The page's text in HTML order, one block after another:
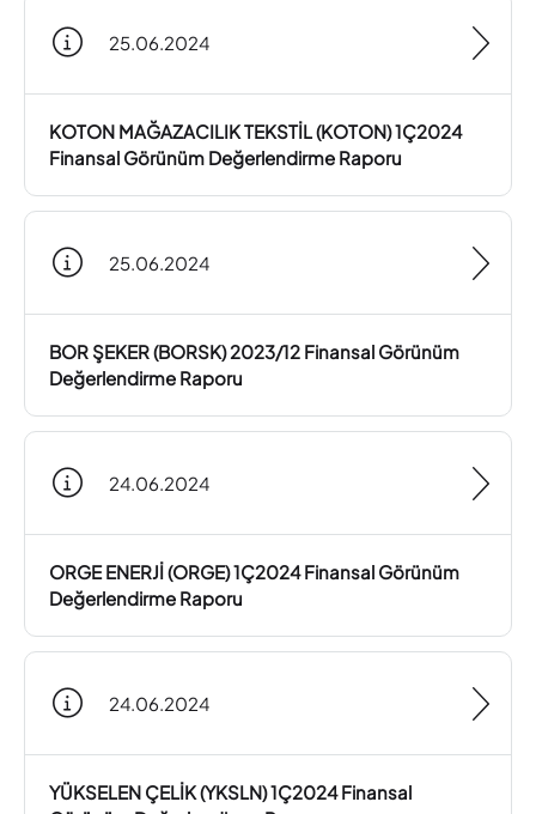
25.06.2024
KOTON MAĞAZACILIK TEKSTİL (KOTON) 1Ç2024
Finansal Görünüm Değerlendirme Raporu
25.06.2024
BOR ŞEKER (BORSK) 2023/12 Finansal Görünüm
Değerlendirme Raporu
24.06.2024
ORGE ENERJİ (ORGE) 1Ç2024 Finansal Görünüm
Değerlendirme Raporu
24.06.2024
YÜKSELEN ÇELİK (YKSLN) 1Ç2024 Finansal